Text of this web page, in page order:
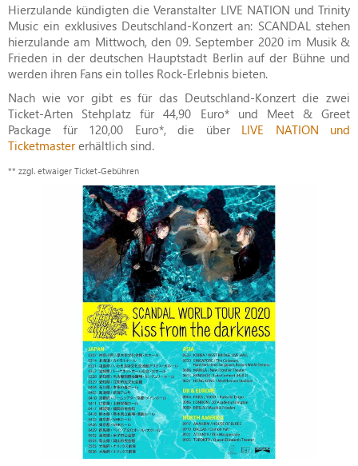
Hierzulande kündigten die Veranstalter LIVE NATION und Trinity
Music ein exklusives Deutschland-Konzert an: SCANDAL stehen
hierzulande am Mittwoch, den 09. September 2020 im Musik &
Frieden in der deutschen Hauptstadt Berlin auf der Bühne und
werden ihren Fans ein tolles Rock-Erlebnis bieten.
Nach wie vor gibt es für das Deutschland-Konzert die zwei
Ticket-Arten Stehplatz für 44,90 Euro* und Meet & Greet
Package für 120,00 Euro*, die über LIVE NATION und
Ticketmastererhältlich sind.
** zzgl. etwaiger Ticket-Gebühren